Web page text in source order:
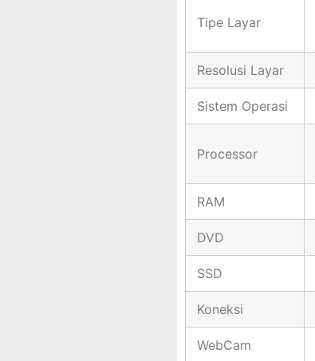
Tipe Layar
Resolusi Layar
Sistem Operasi
Processor
RAM
DVD
SSD
Koneksi
WebCam